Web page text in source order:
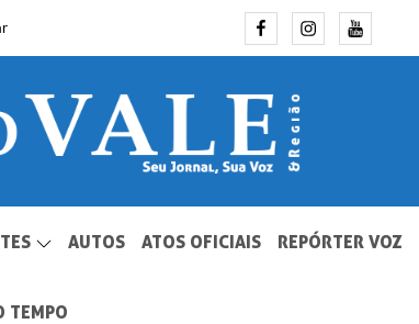
FacebookInstagramYoutube
AUTOS ATOS OFICIAIS REPÓRTER VOZ
TEMPO